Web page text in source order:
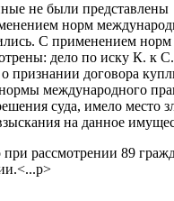
не были
норм
С применением
дело по иску К.
договора
международного
суда, имело место
на данное
при рассмотрении 89